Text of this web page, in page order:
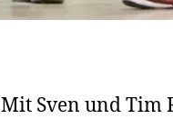
Mit Sven und Tim